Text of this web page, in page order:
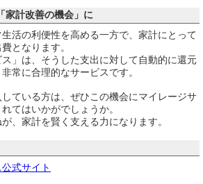
家計改善の機会」に
活の利便性を高める一方で、家計にとって
となります。
ス」は、そうした支出に対して自動的に還元
常に合理的なサービスです。
ている方は、ぜひこの機会にマイレージサ
てはいかがでしょうか。
、家計を賢く支える力になります。
式サイト